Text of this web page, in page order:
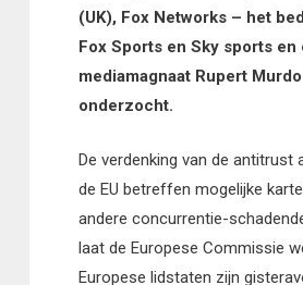
(UK), Fox Networks – het
Fox Sports en Sky sports en
mediamagnaat Rupert
onderzocht.
De verdenking van de antitrust
de EU betreffen mogelijke
andere concurrentie-
laat de Europese Commissie
Europese lidstaten zijn